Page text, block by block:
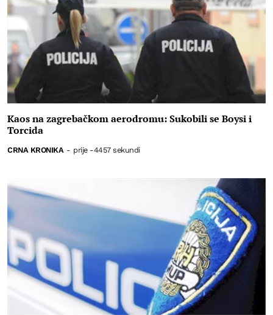
Kaos na zagrebačkom aerodromu: Sukobili se Boysi i
Torcida
CRNA KRONIKA - prije -4457 sekundi